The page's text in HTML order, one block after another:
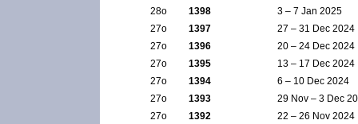
28ο
1398
3 – 7 Jan 2025
27ο
1397
27 – 31 Dec 2024
27ο
1396
20 – 24 Dec 2024
27ο
1395
13 – 17 Dec 2024
27ο
1394
6 – 10 Dec 2024
27ο
1393
29 Nov – 3 Dec
27ο
1392
22 – 26 Nov 2024